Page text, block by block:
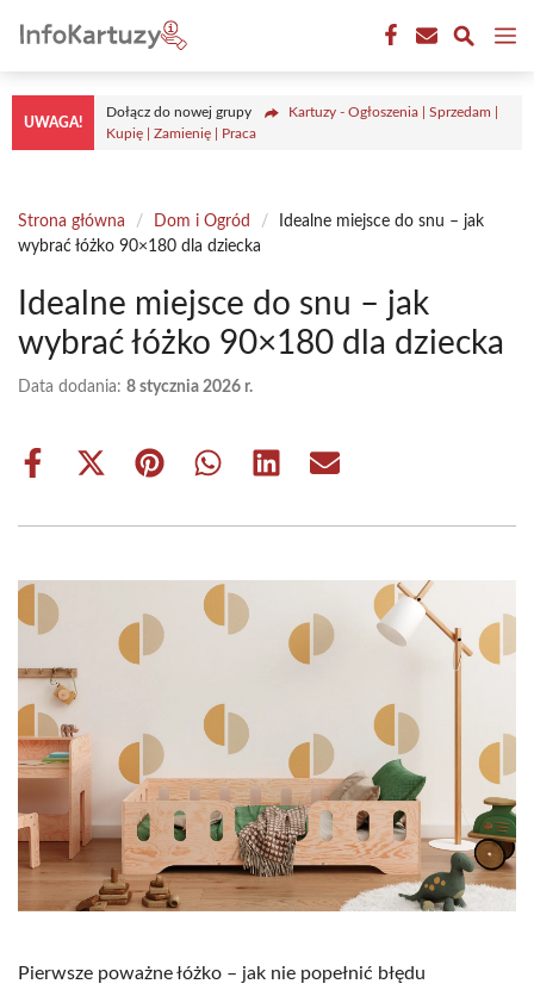
treści
UWAGA!
Dołącz do nowej grupy
Kartuzy - Ogłoszenia | Sprzedam |
Kupię | Zamienię | Praca
Strona główna / Dom i Ogród /
Idealne miejsce do snu – jak
wybrać łóżko 90×180 dla dziecka
Idealne miejsce do snu – jak
wybrać łóżko 90×180 dla dziecka
Data dodania: 8 stycznia 2026 r.
Share
Share
(Twitter)
Share Share Share Share
Pierwsze poważne łóżko – jak nie popełnić błędu